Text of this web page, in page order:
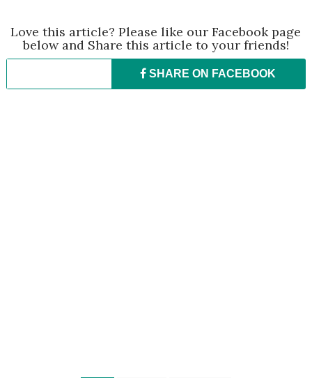
Love this article? Please like our Facebook page
below and Share this article to your friends!
SHARE ON FACEBOOK